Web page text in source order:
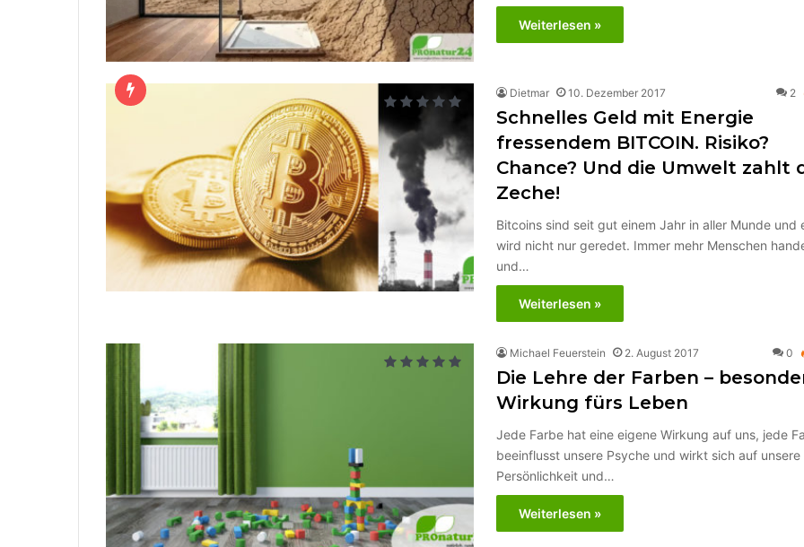
Weiterlesen »
Dietmar 10. Dezember 2017 2
Schnelles Geld mit Energie
fressendem BITCOIN. Risiko?
Chance? Und die Umwelt zahlt
Zeche!
Bitcoins sind seit gut einem Jahr in aller Munde und
wird nicht nur geredet. Immer mehr Menschen
und…
Weiterlesen »
Michael Feuerstein 2. August 2017 0
Die Lehre der Farben –
Wirkung fürs Leben
Jede Farbe hat eine eigene Wirkung auf uns, jede
beeinflusst unsere Psyche und wirkt sich auf unsere
Persönlichkeit und…
Weiterlesen »